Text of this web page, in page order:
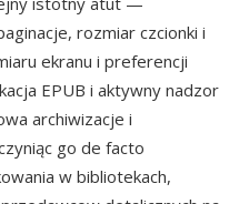
rozmiar czcionki i
ekranu i preferencji
EPUB i aktywny nadzor
archiwizacje i
go de facto
w bibliotekach,